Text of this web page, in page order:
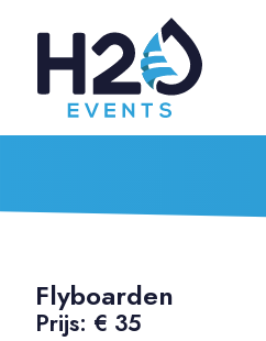
Flyboarden
Prijs: € 35